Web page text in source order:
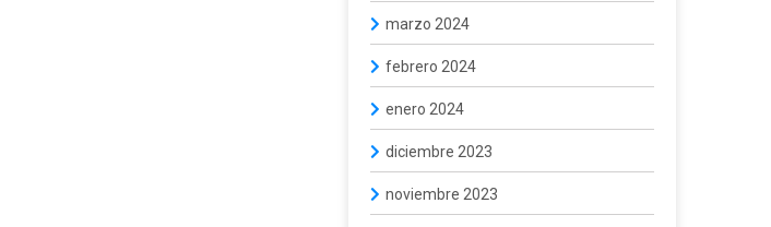
marzo 2024
febrero 2024
enero 2024
diciembre 2023
noviembre 2023